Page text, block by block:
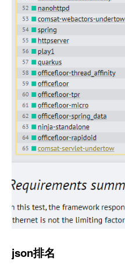
json排名